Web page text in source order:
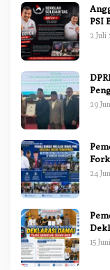
PSI
2 Juli
29
2026
24
15